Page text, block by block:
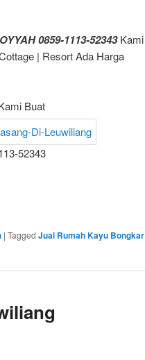
0859-1113-52343Kami
| Resort Ada Harga
Buat
52343
| Tagged Jual Rumah Kayu Bongkar